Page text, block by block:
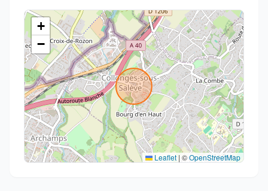
+
−
Leaflet | ©OpenStreetMap